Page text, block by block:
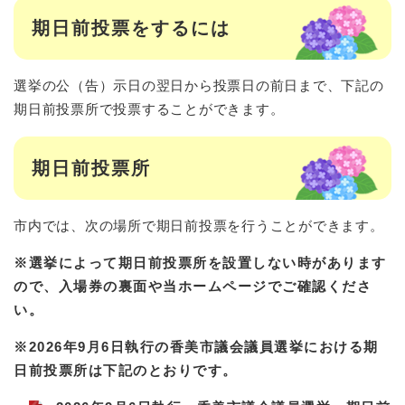
期日前投票をするには
選挙の公（告）示日の翌日から投票日の前日まで、下記の
期日前投票所で投票することができます。
期日前投票所
市内では、次の場所で期日前投票を行うことができます。
※選挙によって期日前投票所を設置しない時があります
ので、入場券の裏面や当ホームページでご確認くださ
い。
※2026年9月6日執行の香美市議会議員選挙における期
日前投票所は下記のとおりです。